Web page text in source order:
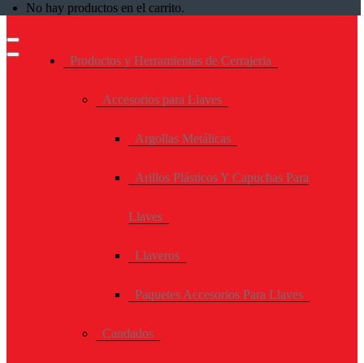
No hay productos en el carrito.
Productos y Herramientas de Cerrajeria
Accesorios para Llaves
Argollas Metálicas
Arillos Plásticos Y Capuchas Para
Llaves
Llaveros
Paquetes Accesorios Para Llaves
Candados